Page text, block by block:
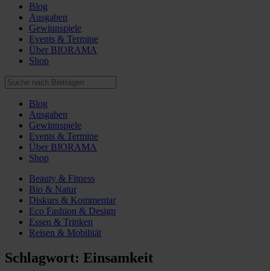
Blog
Ausgaben
Gewinnspiele
Events & Termine
Über BIORAMA
Shop
Blog
Ausgaben
Gewinnspiele
Events & Termine
Über BIORAMA
Shop
Beauty & Fitness
Bio & Natur
Diskurs & Kommentar
Eco Fashion & Design
Essen & Trinken
Reisen & Mobilität
Schlagwort: Einsamkeit